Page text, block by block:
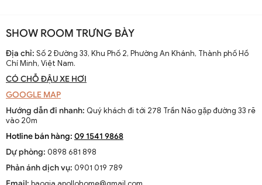
pháp thông gió hiệu quả ở các khu vực nhiệt đới. Ban đầu
được làm thủ công và chạy bằng điện từ pin, chúng
nhanh chóng phát triển với sự tiến bộ của công nghệ
điện.
Sự thay đổi và cải tiến qua các thập kỷ
tiến với thiết kế hiện đại, động cơ mạnh mẽ và khả năng
cứu để nâng cao hiệu suất và thẩm mỹ của sản phẩm.
Xu hướng hiện tại trên thị trường
Hiện nay, quạt trần cánh dài không chỉ là thiết bị làm mát
SHOW ROOM TRƯNG BÀY
Địa chỉ: Số 2 Đường 33, Khu Phố 2, Phường An Khánh, Thành phố Hồ
Chí Minh, Việt Nam.
CÓ CHỖ ĐẬU XE HƠI
GOOGLE MAP
Hướng dẫn đi nhanh: Quý khách đi tới 278 Trần Não gặp đường 33 rẽ
vào 20m
Hotline bán hàng: 09 1541 9868
Dự phòng: 0898 681 898
Phản ánh dịch vụ: 0901 019 789